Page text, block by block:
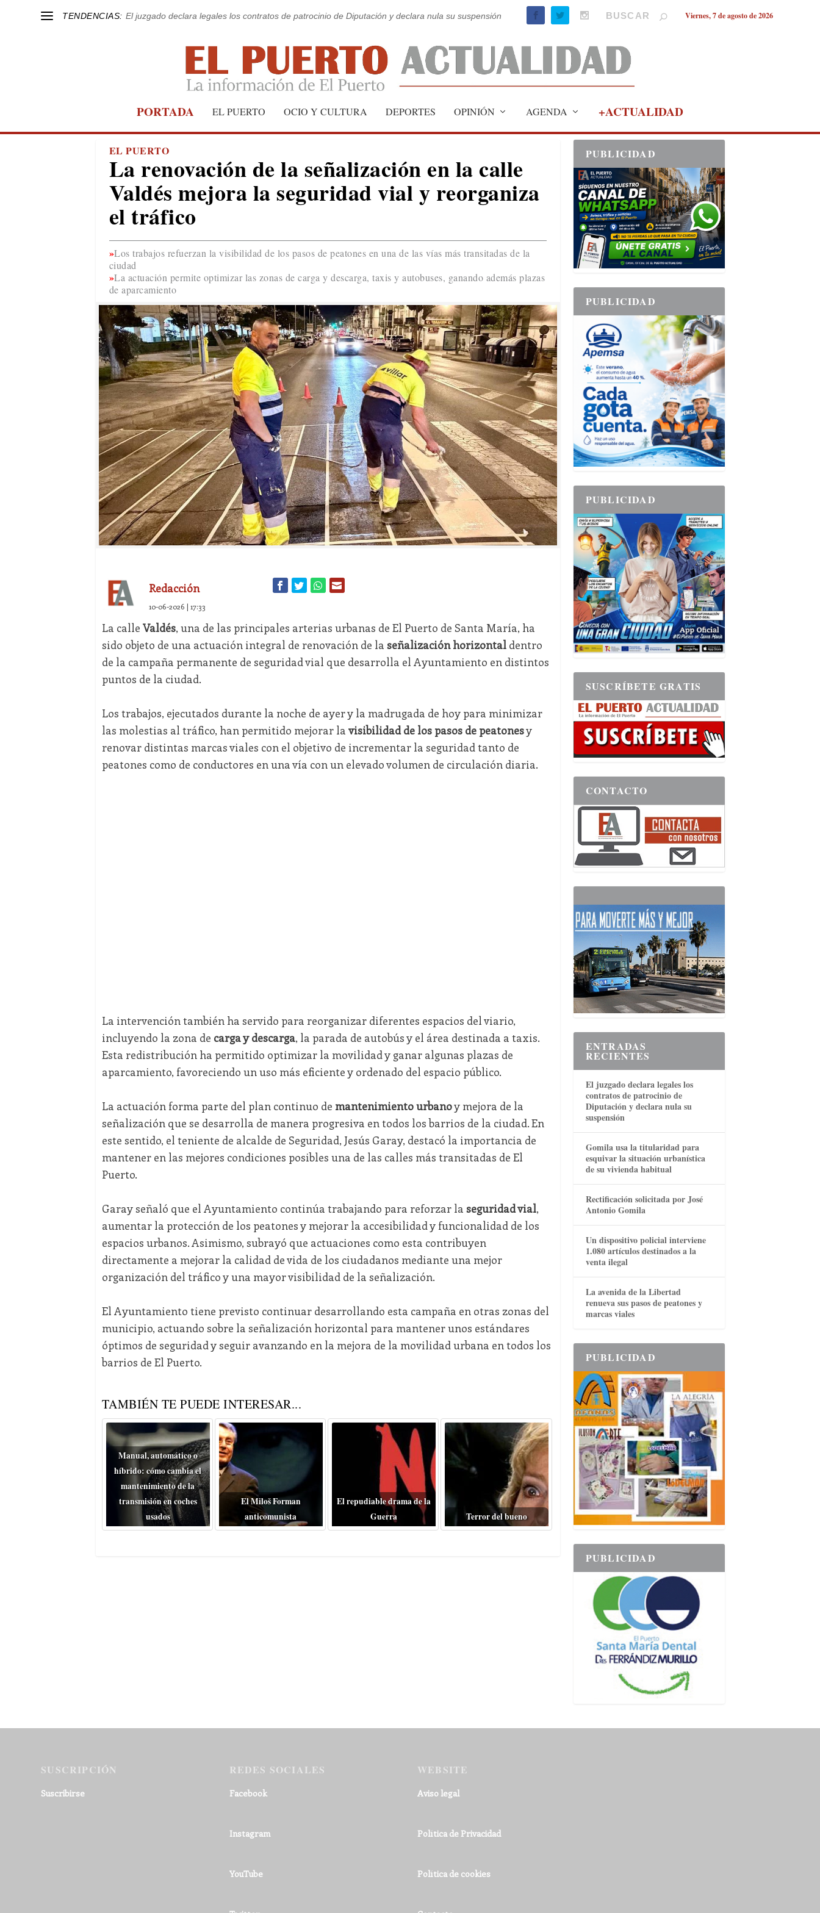
TENDENCIAS: El juzgado declara legales los contratos de patrocinio de Diputación y declara nula su suspensión Viernes, 7 de agosto de 2026
PORTADA EL PUERTO OCIO Y CULTURA DEPORTES OPINIÓN AGENDA +ACTUALIDAD
EL PUERTO
La renovación de la señalización en la calle
Valdés mejora la seguridad vial y reorganiza
el tráfico
Los trabajos refuerzan la visibilidad de los pasos de peatones en una de las vías más transitadas de la
ciudad
La actuación permite optimizar las zonas de carga y descarga, taxis y autobuses, ganando además plazas
de aparcamiento
Redacción
10-06-2026 | 17:33
La calle Valdés, una de las principales arterias urbanas de El Puerto de Santa María, ha
sido objeto de una actuación integral de renovación de la señalización horizontaldentro
de la campaña permanente de seguridad vial que desarrolla el Ayuntamiento en distintos
puntos de la ciudad.
Los trabajos, ejecutados durante la noche de ayer y la madrugada de hoy para minimizar
las molestias al tráfico, han permitido mejorar la visibilidad de los pasos de peatonesy
renovar distintas marcas viales con el objetivo de incrementar la seguridad tanto de
peatones como de conductores en una vía con un elevado volumen de circulación diaria.
La intervención también ha servido para reorganizar diferentes espacios del viario,
incluyendo la zona de carga y descarga, la parada de autobús y el área destinada a taxis.
Esta redistribución ha permitido optimizar la movilidad y ganar algunas plazas de
aparcamiento, favoreciendo un uso más eficiente y ordenado del espacio público.
La actuación forma parte del plan continuo de mantenimiento urbanoy mejora de la
señalización que se desarrolla de manera progresiva en todos los barrios de la ciudad. En
este sentido, el teniente de alcalde de Seguridad, Jesús Garay, destacó la importancia de
mantener en las mejores condiciones posibles una de las calles más transitadas de El
Puerto.
Garay señaló que el Ayuntamiento continúa trabajando para reforzar la seguridad vial,
aumentar la protección de los peatones y mejorar la accesibilidad y funcionalidad de los
espacios urbanos. Asimismo, subrayó que actuaciones como esta contribuyen
directamente a mejorar la calidad de vida de los ciudadanos mediante una mejor
organización del tráfico y una mayor visibilidad de la señalización.
El Ayuntamiento tiene previsto continuar desarrollando esta campaña en otras zonas del
municipio, actuando sobre la señalización horizontal para mantener unos estándares
óptimos de seguridad y seguir avanzando en la mejora de la movilidad urbana en todos los
barrios de El Puerto.
TAMBIÉN TE PUEDE INTERESAR...
Manual, automático o
híbrido: cómo cambia el
mantenimiento de la
transmisión en coches
usados
El Miloš Forman
anticomunista
El repudiable drama de la
Guerra
Terror del bueno
PUBLICIDAD
PUBLICIDAD
PUBLICIDAD
SUSCRÍBETE GRATIS
CONTACTO
ENTRADAS
RECIENTES
El juzgado declara legales los
contratos de patrocinio de
Diputación y declara nula su
suspensión
Gomila usa la titularidad para
esquivar la situación urbanística
de su vivienda habitual
Rectificación solicitada por José
Antonio Gomila
Un dispositivo policial interviene
1.080 artículos destinados a la
venta ilegal
La avenida de la Libertad
renueva sus pasos de peatones y
marcas viales
PUBLICIDAD
PUBLICIDAD
SUSCRIPCIÓN
Suscribirse
REDES SOCIALES
Facebook
Instagram
YouTube
WEBSITE
Aviso legal
Política de Privacidad
Política de cookies